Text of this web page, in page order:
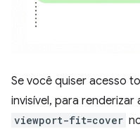
Se você quiser acesso
invisível, para renderizar
viewport-fit=cover